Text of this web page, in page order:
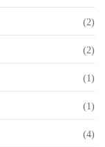
(2)
(2)
(1)
(1)
(4)